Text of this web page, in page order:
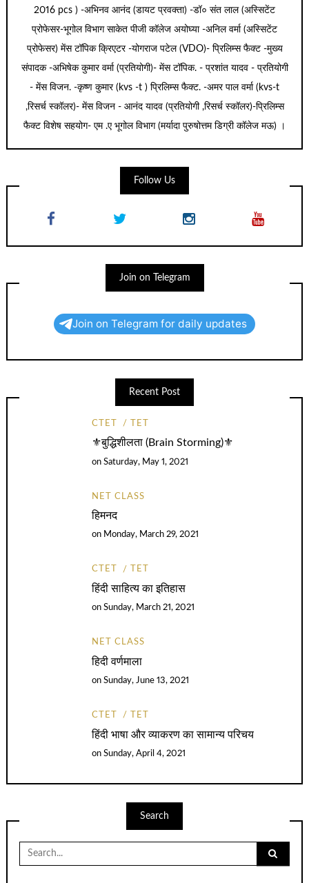
2016 pcs ) -अभिनव आनंद (डायट प्रवक्ता) -डॉ० संत लाल (अस्सिटेंट
प्रोफेसर-भूगोल विभाग साकेत पीजी कॉलेज अयोघ्या -अनिल वर्मा (अस्सिटेंट
प्रोफेसर) मेंस टॉपिक क्रिएटर -योगराज पटेल (VDO)- प्रिलिम्स फैक्ट -मुख्य
संपादक -अभिषेक कुमार वर्मा (प्रतियोगी)- मेंस टॉपिक. - प्रशांत यादव - प्रतियोगी
- मेंस विजन. -कृष्ण कुमार (kvs -t ) प्रिलिम्स फैक्ट. -अमर पाल वर्मा (kvs-t
,रिसर्च स्कॉलर)- मेंस विजन - आनंद यादव (प्रतियोगी ,रिसर्च स्कॉलर)-प्रिलिम्स
फैक्ट विशेष सहयोग- एम .ए भूगोल विभाग (मर्यादा पुरुषोत्तम डिग्री कॉलेज मऊ) ।
Follow Us
Join on Telegram
Join on Telegram for daily updates
Recent Post
CTET TET
⚜️बुद्धिशीलता (Brain Storming)⚜️
onSaturday, May 1, 2021
NET CLASS
हिमनद
on Monday, March 29, 2021
CTET TET
हिंदी साहित्य का इतिहास
onSunday, March 21, 2021
NET CLASS
हिदी वर्णमाला
onSunday, June 13, 2021
CTET TET
हिंदी भाषा और व्याकरण का सामान्य परिचय
onSunday, April 4, 2021
Search
Search
for: